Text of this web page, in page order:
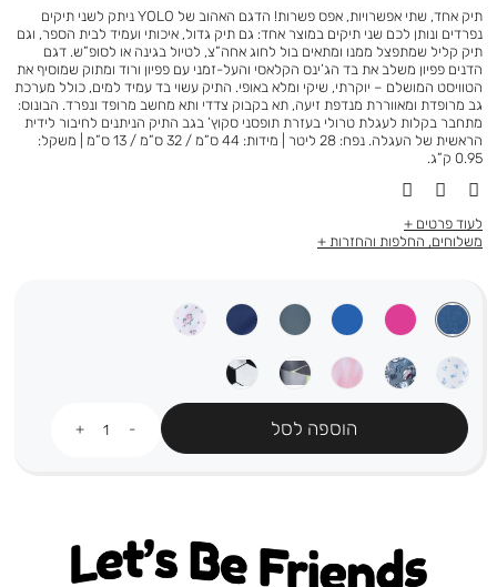
מוצר
תיק אחד, שתי אפשרויות, אפס פשרות! הדגם האהוב של YOLO ניתק לשני תיקים
נפרדים ונותן לכם שני תיקים במוצר אחד: גם תיק גדול, איכותי ועמיד לבית הספר, וגם
תיק קליל שמתפצל ממנו ומתאים בול לחוג אחה”צ, לטיול בגינה או לסופ”ש. דגם
הדנים פפיון משלב את בד הג’ינס הקלאסי והעל-זמני עם פפיון ורוד ומתוק שמוסיף את
הטוויסט המושלם – יוקרתי, שיקי ומלא באופי. התיק עשוי בד עמיד למים, כולל מערכת
גב מרופדת ומאווררת מנדפת זיעה, תא בקבוק צדדי ותא מחשב מרופד ונפרד. הבונוס:
מתחבר בקלות לעגלת טרולי בעזרת תופסני סקוץ’ בגב התיק הניתנים לחיבור לידית
הראשית של העגלה. נפח: 28 ליטר | מידות: 44 ס”מ / 32 ס”מ / 13 ס”מ | משקל:
0.95 ק”ג.
לעוד פרטים
משלוחים, החלפות והחזרות
הוספה לסל
Let's be friends